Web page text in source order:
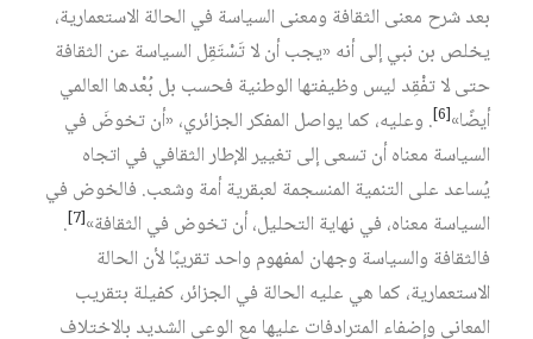
بعد شرح معنى الثقافة ومعنى السياسة في الحالة الاستعمارية،
يخلص بن نبي إلى أنه «يجب أن لا تَسْتَقِل السياسة عن الثقافة
حتى لا تفْقِد ليس وظيفتها الوطنية فحسب بل بُعْدها العالمي
أيضًا»[6] . وعليه، كما يواصل المفكر الجزائري، «أن تخوضَ في
السياسة معناه أن تسعى إلى تغيير الإطار الثقافي في اتجاه
يُساعد على التنمية المنسجمة لعبقرية أمة وشعب. فالخوض في
السياسة معناه، في نهاية التحليل، أن تخوض في الثقافة»[7]
.
فالثقافة والسياسة وجهان لمفهوم واحد تقريبًا لأن الحالة
الاستعمارية، كما هي عليه الحالة في الجزائر، كفيلة بتقريب
المعاني وإضفاء المترادفات عليها مع الوعي الشديد بالاختلاف